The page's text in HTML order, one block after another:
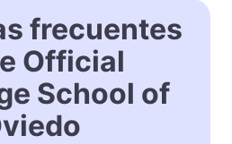
frecuentes
Official
School of